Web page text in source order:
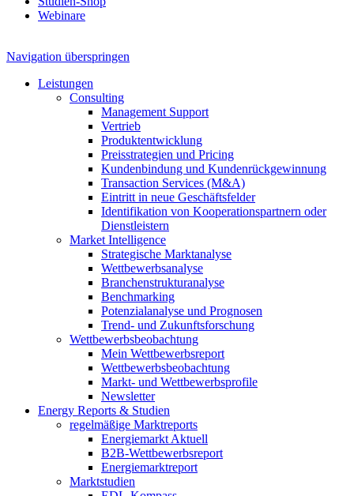
Webinare
Navigation überspringen
Leistungen
Consulting
Management Support
Vertrieb
Produktentwicklung
Preisstrategien und Pricing
Kundenbindung und Kundenrückgewinnung
Transaction Services (M&A)
Eintritt in neue Geschäftsfelder
Identifikation von Kooperationspartnern oder
Dienstleistern
Market Intelligence
Strategische Marktanalyse
Wettbewerbsanalyse
Branchenstrukturanalyse
Benchmarking
Potenzialanalyse und Prognosen
Trend- und Zukunftsforschung
Wettbewerbs­beobachtung
Mein Wettbewerbsreport
Wettbewerbsbeobachtung
Markt- und Wettbewerbsprofile
Newsletter
Energy Reports & Studien
regelmäßige Marktreports
Energiemarkt Aktuell
B2B-Wettbewerbsreport
Energiemarktreport
Marktstudien